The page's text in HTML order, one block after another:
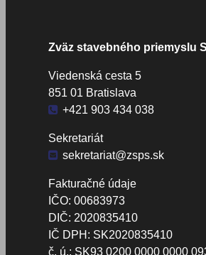
Zväz stavebného priemyslu
Viedenská cesta 5
851 01 Bratislava
+421 903 434 038
Sekretariát
sekretariat@zsps.sk
Fakturačné údaje
IČO: 00683973
DIČ: 2020835410
IČ DPH: SK2020835410
č. ú.: SK93 0200 0000 0000